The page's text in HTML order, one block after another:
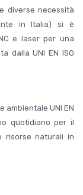
diverse necessità
in Italia) si è
e laser per una
dalla UNI EN ISO
ambientale UNI EN
quotidiano per il
risorse naturali in